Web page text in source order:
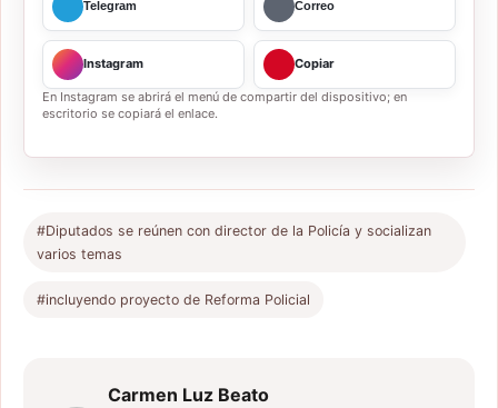
Telegram Correo
Instagram Copiar
En Instagram se abrirá el menú de compartir del dispositivo; en
escritorio se copiará el enlace.
#Diputados se reúnen con director de la Policía y socializan
varios temas
#incluyendo proyecto de Reforma Policial
Carmen Luz Beato